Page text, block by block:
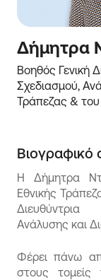
Δήμητρα
Βοηθός Γενική
Σχεδιασμού,
Τράπεζας & του
Βιογραφικό
H Δήμητρα
Εθνικής
Διευθύντρια
Ανάλυσης και
Φέρει πάνω
στους τομείς